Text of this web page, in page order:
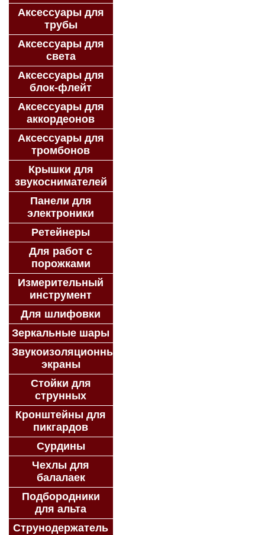
Аксессуары для
трубы
Аксессуары для
света
Аксессуары для
блок-флейт
Аксессуары для
аккордеонов
Аксессуары для
тромбонов
Крышки для
звукоснимателей
Панели для
электроники
Ретейнеры
Для работ с
порожками
Измерительный
инструмент
Для шлифовки
Зеркальные шары
Звукоизоляционные
экраны
Стойки для
струнных
Кронштейны для
пикгардов
Сурдины
Чехлы для
балалаек
Подбородники
для альта
Струнодержатель